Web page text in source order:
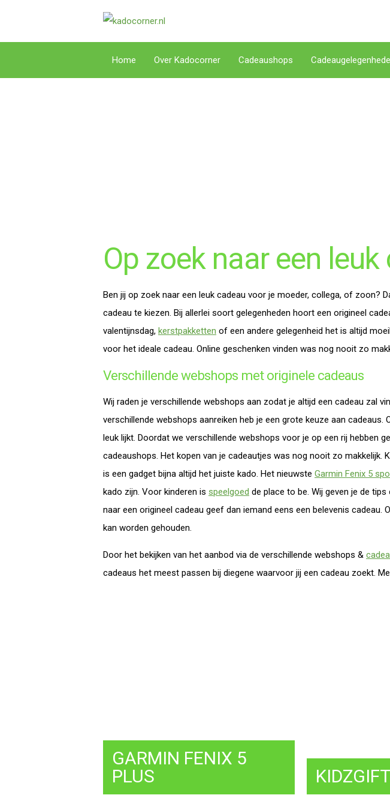
Home Over Kadocorner Cadeaushops
Op zoek naar een leuk
Ben jij op zoek naar een leuk cadeau voor je moeder, collega, of zoon?
cadeau te kiezen. Bij allerlei soort gelegenheden hoort een origineel
valentijnsdag, kerstpakketten of een andere gelegenheid het is altijd
voor het ideale cadeau. Online geschenken vinden was nog nooit zo
Verschillende webshops met originele cadeaus
Wij raden je verschillende webshops aan zodat je altijd een cadeau zal
verschillende webshops aanreiken heb je een grote keuze aan
leuk lijkt. Doordat we verschillende webshops voor je op een rij hebben
cadeaushops. Het kopen van je cadeautjes was nog nooit zo makkelijk.
is een gadget bijna altijd het juiste kado. Het nieuwste Garmin Fenix 5
kado zijn. Voor kinderen is speelgoed de place to be. Wij geven je de
naar een origineel cadeau geef dan iemand eens een belevenis
kan worden gehouden.
Door het bekijken van het aanbod via de verschillende webshops &
cadeaus het meest passen bij diegene waarvoor jij een cadeau zoekt.
GARMIN FENIX 5
PLUS